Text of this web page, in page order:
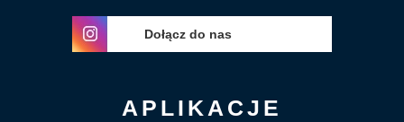
Dołącz do nas
APLIKACJE